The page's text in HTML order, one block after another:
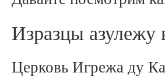
Изразцы
Церковь Игрежа ду